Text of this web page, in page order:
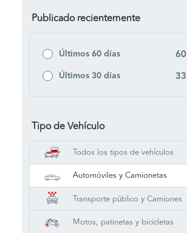
Publicado recientemente
Últimos 60 días 60
Últimos 30 días 33
Tipo de Vehículo
Todos los tipos de vehículos
Automóviles y Camionetas
Transporte público y Camiones
Motos, patinetas y bicicletas